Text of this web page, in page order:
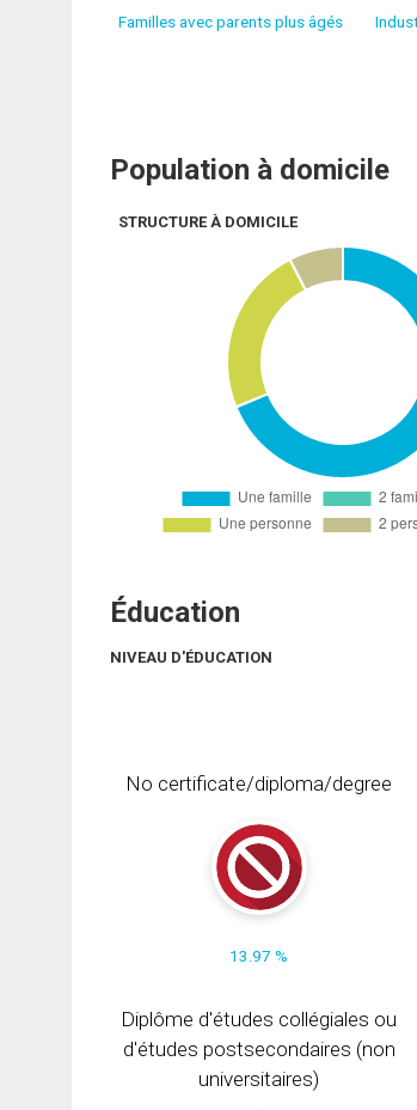
Familles avec parents plus âgés
Population à domicile
STRUCTURE À DOMICILE
Éducation
NIVEAU D'ÉDUCATION
No certificate/diploma/degree
13.97 %
Diplôme d'études collégiales ou
d'études postsecondaires (non
universitaires)